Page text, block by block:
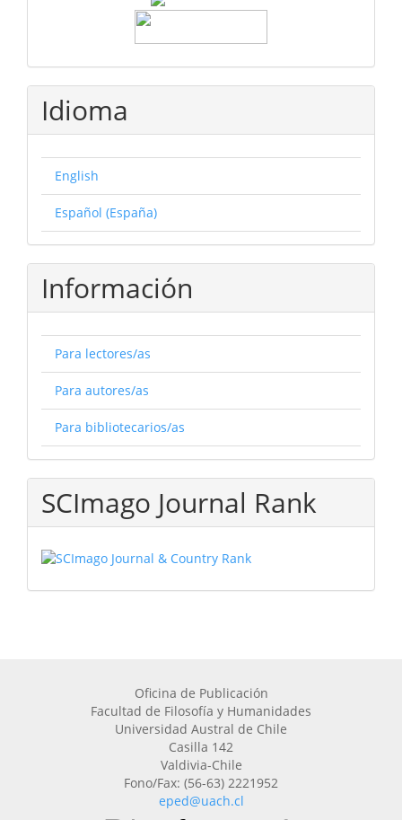
Idioma
English
Español (España)
Información
Para lectores/as
Para autores/as
Para bibliotecarios/as
SCImago Journal Rank
Oficina de Publicación
Facultad de Filosofía y Humanidades
Universidad Austral de Chile
Casilla 142
Valdivia-Chile
Fono/Fax: (56-63) 2221952
eped@uach.cl